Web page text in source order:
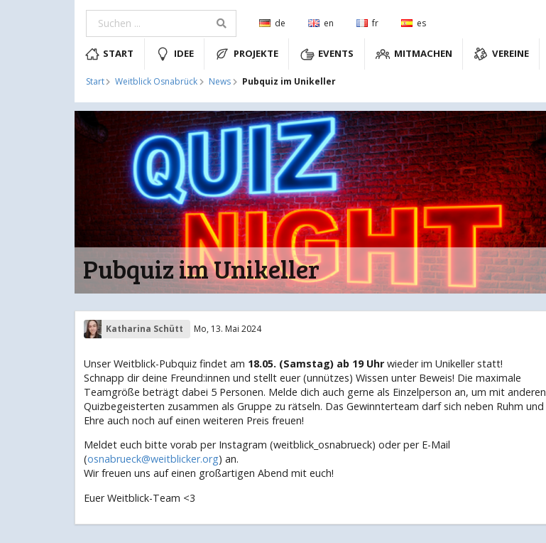
de en fr es
START IDEE PROJEKTE EVENTS MITMACHEN VEREINE
Start Weitblick Osnabrück News Pubquiz im Unikeller
Pubquiz im Unikeller
Katharina Schütt Mo, 13. Mai 2024
Unser Weitblick-Pubquiz findet am 18.05. (Samstag) ab 19 Uhrwieder im Unikeller statt!
Schnapp dir deine Freund:innen und stellt euer (unnützes) Wissen unter Beweis! Die maximale
Teamgröße beträgt dabei 5 Personen. Melde dich auch gerne als Einzelperson an, um mit anderen
Quizbegeisterten zusammen als Gruppe zu rätseln. Das Gewinnterteam darf sich neben Ruhm und
Ehre auch noch auf einen weiteren Preis freuen!
Meldet euch bitte vorab per Instagram (weitblick_osnabrueck) oder per E-Mail
(osnabrueck@weitblicker.org) an.
Wir freuen uns auf einen großartigen Abend mit euch!
Euer Weitblick-Team <3